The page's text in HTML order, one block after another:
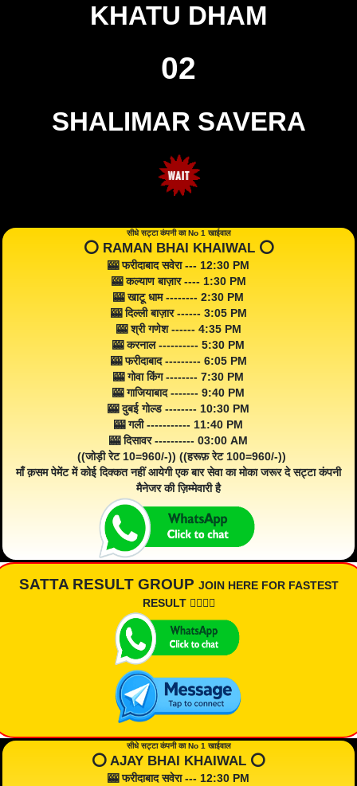
KHATU DHAM
02
SHALIMAR SAVERA
सीधे सट्टा कंपनी का No 1 खाईवाल
⭕️ RAMAN BHAI KHAIWAL ⭕️
🎰 फरीदाबाद सवेरा --- 12:30 PM
🎰 कल्याण बाज़ार ---- 1:30 PM
🎰 खाटू धाम -------- 2:30 PM
🎰 दिल्ली बाज़ार ------ 3:05 PM
🎰 श्री गणेश ------ 4:35 PM
🎰 करनाल ---------- 5:30 PM
🎰 फरीदाबाद --------- 6:05 PM
🎰 गोवा किंग -------- 7:30 PM
🎰 गाजियाबाद ------- 9:40 PM
🎰 दुबई गोल्ड -------- 10:30 PM
🎰 गली ----------- 11:40 PM
🎰 दिसावर ---------- 03:00 AM
((जोड़ी रेट 10=960/-)) ((हरूफ़ रेट 100=960/-))
माँ क़सम पेमेंट में कोई दिक्कत नहीं आयेगी एक बार सेवा का मोका जरूर दे सट्टा कंपनी
मैनेजर की ज़िम्मेवारी है
SATTA RESULT GROUP JOIN HERE FOR FASTEST
RESULT 👇🏾👇🏾
सीधे सट्टा कंपनी का No 1 खाईवाल
⭕️ AJAY BHAI KHAIWAL ⭕️
🎰 फरीदाबाद सवेरा --- 12:30 PM